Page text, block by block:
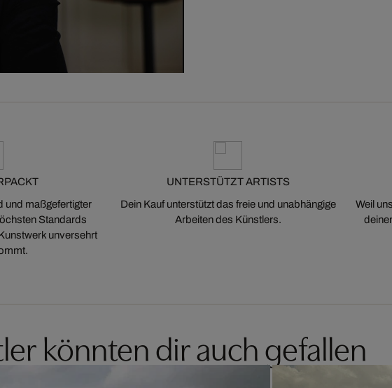
und maßgefertigter
Standards
unversehrt
UNTERSTÜTZT ARTISTS
Dein Kauf unterstützt das freie und unabhängige
Arbeiten des Künstlers.
Weil
könnten dir auch gefallen